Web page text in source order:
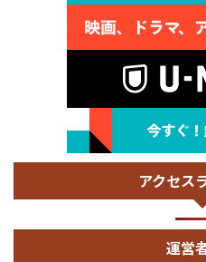
アクセス
運営